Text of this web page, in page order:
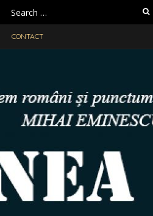
Search
for:
CONTACT